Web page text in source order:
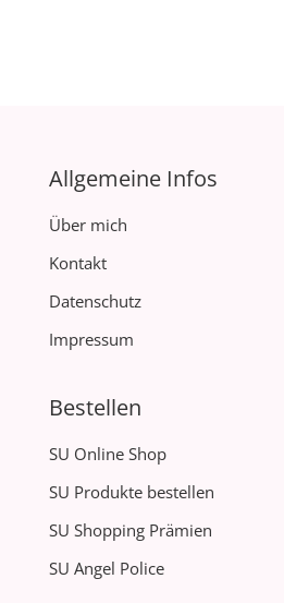
Allgemeine Infos
Über mich
Kontakt
Datenschutz
Impressum
Bestellen
SU Online Shop
SU Produkte bestellen
SU Shopping Prämien
SU Angel Police